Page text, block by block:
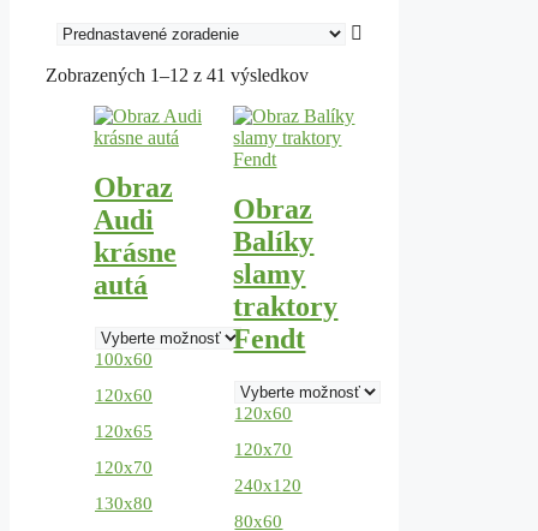
Zobrazených 1–12 z 41 výsledkov
Obraz
Audi
krásne
autá
100x60
120x60
120x65
120x70
130x80
Tento
produkt
viacero
variantov.
Možnosti
si
môžete
vybrať
stránke
produktu.
Obraz
Balíky
slamy
traktory
Fendt
120x60
120x70
240x120
80x60
Tento
produkt
má
variantov.
Možnosti
si
môžete
vybrať
na
stránke
produktu.